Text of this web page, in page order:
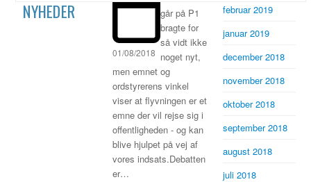
NYHEDER
01/08/2018
går på P1
bragte for
så vidt ikke
noget nyt,
men emnet og
ordstyrerens vinkel
viser at flyvningen er et
emne der vil rejse sig i
offentligheden - og kan
blive hjulpet på vej af
vores indsats.Debatten
er…
februar 2019
januar 2019
december 2018
november 2018
oktober 2018
september 2018
august 2018
juli 2018